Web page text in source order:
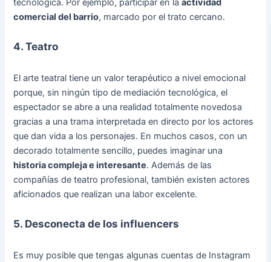
tecnológica. Por ejemplo, participar en laactividad
comercial del barrio, marcado por el trato cercano.
4. Teatro
El arte teatral tiene un valor terapéutico a nivel emocional
porque, sin ningún tipo de mediación tecnológica, el
espectador se abre a una realidad totalmente novedosa
gracias a una trama interpretada en directo por los actores
que dan vida a los personajes. En muchos casos, con un
decorado totalmente sencillo, puedes imaginar una
historia compleja e interesante. Además de las
compañías de teatro profesional, también existen actores
aficionados que realizan una labor excelente.
5. Desconecta de los influencers
Es muy posible que tengas algunas cuentas de Instagram